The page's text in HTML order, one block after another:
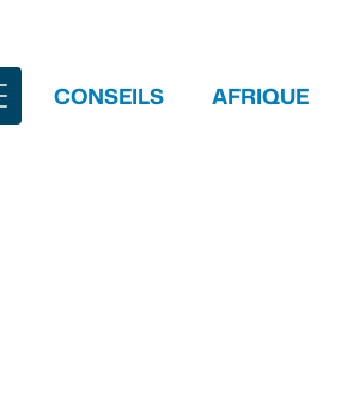
CONSEILS AFRIQUE